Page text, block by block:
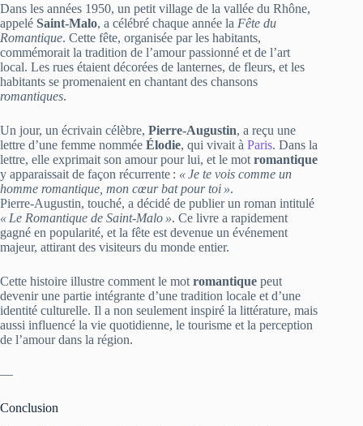
Dans les années 1950, un petit village de la vallée du Rhône,
appelé Saint‑Malo, a célébré chaque année la Fête du
Romantique. Cette fête, organisée par les habitants,
commémorait la tradition de l’amour passionné et de l’art
local. Les rues étaient décorées de lanternes, de fleurs, et les
habitants se promenaient en chantant des chansons
romantiques.
Un jour, un écrivain célèbre, Pierre‑Augustin, a reçu une
lettre d’une femme nommée Élodie, qui vivait à Paris. Dans la
lettre, elle exprimait son amour pour lui, et le mot romantique
y apparaissait de façon récurrente : « Je te vois comme un
homme romantique, mon cœur bat pour toi ».
Pierre‑Augustin, touché, a décidé de publier un roman intitulé
« Le Romantique de Saint‑Malo ». Ce livre a rapidement
gagné en popularité, et la fête est devenue un événement
majeur, attirant des visiteurs du monde entier.
Cette histoire illustre comment le mot romantique peut
devenir une partie intégrante d’une tradition locale et d’une
identité culturelle. Il a non seulement inspiré la littérature, mais
aussi influencé la vie quotidienne, le tourisme et la perception
de l’amour dans la région.
—
Conclusion